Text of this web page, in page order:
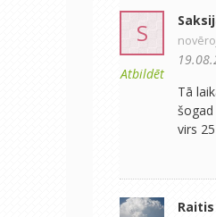
S
Atbildēt
Tā
virs